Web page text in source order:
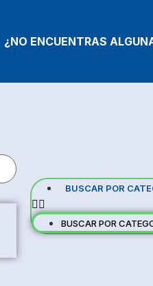
¿NO ENCUENTRAS
BUSCAR POR
BUSCAR POR